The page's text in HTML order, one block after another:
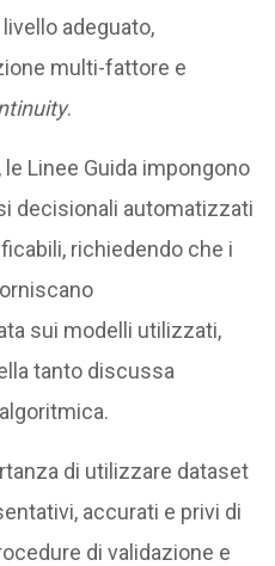
adeguato,
multi-fattore e
.
le Linee Guida impongono
decisionali automatizzati
richiedendo che i
sui modelli utilizzati,
tanto discussa
di utilizzare dataset
accurati e privi di
di validazione e